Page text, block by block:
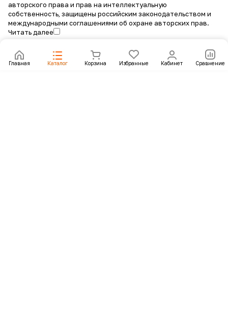
Главная Каталог Корзина Избранные Кабинет Сравнение
авторского права и прав на интеллектуальную
собственность, защищены российским законодательством и
международными соглашениями об охране авторских прав.
Читать далее